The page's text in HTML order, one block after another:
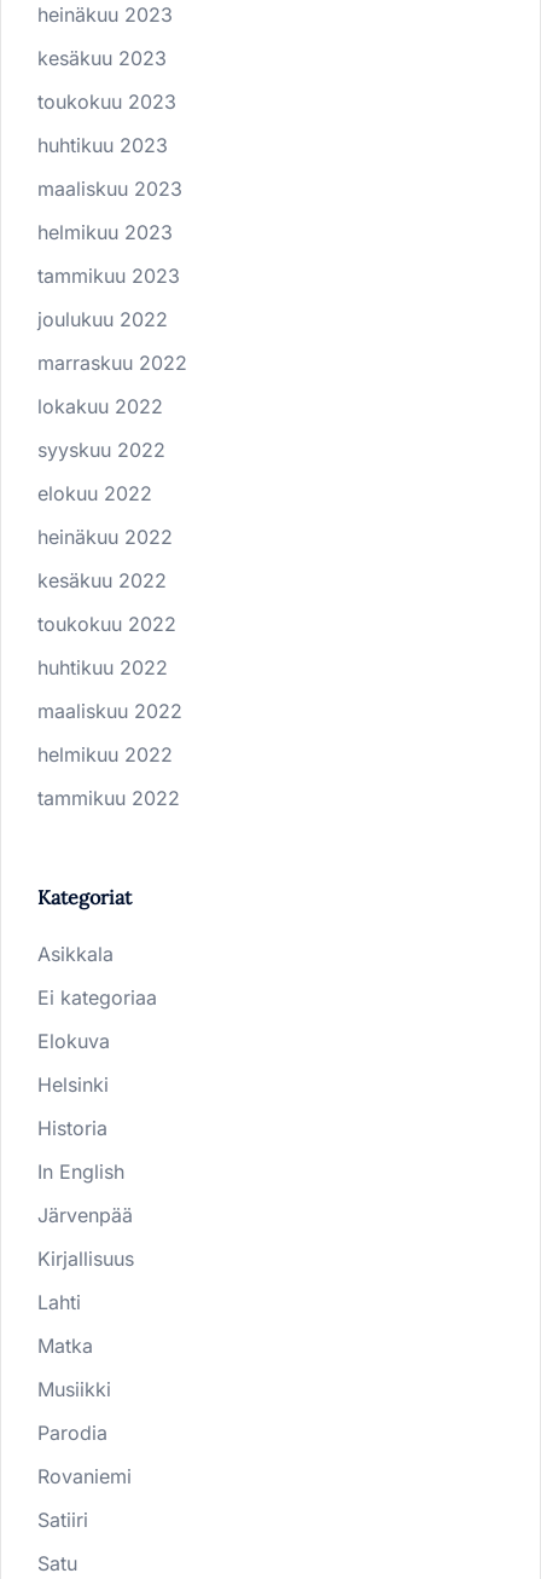
heinäkuu 2023
kesäkuu 2023
toukokuu 2023
huhtikuu 2023
maaliskuu 2023
helmikuu 2023
tammikuu 2023
joulukuu 2022
marraskuu 2022
lokakuu 2022
syyskuu 2022
elokuu 2022
heinäkuu 2022
kesäkuu 2022
toukokuu 2022
huhtikuu 2022
maaliskuu 2022
helmikuu 2022
tammikuu 2022
Kategoriat
Asikkala
Ei kategoriaa
Elokuva
Helsinki
Historia
In English
Järvenpää
Kirjallisuus
Lahti
Matka
Musiikki
Parodia
Rovaniemi
Satiiri
Satu